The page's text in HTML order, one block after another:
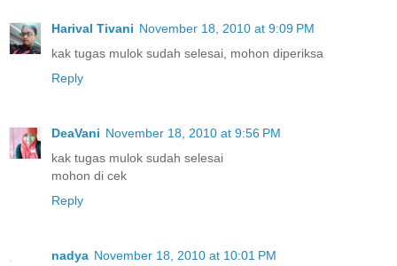
Harival Tivani November 18, 2010 at 9:09 PM
kak tugas mulok sudah selesai, mohon diperiksa
Reply
DeaVani November 18, 2010 at 9:56 PM
kak tugas mulok sudah selesai
mohon di cek
Reply
nadya November 18, 2010 at 10:01 PM